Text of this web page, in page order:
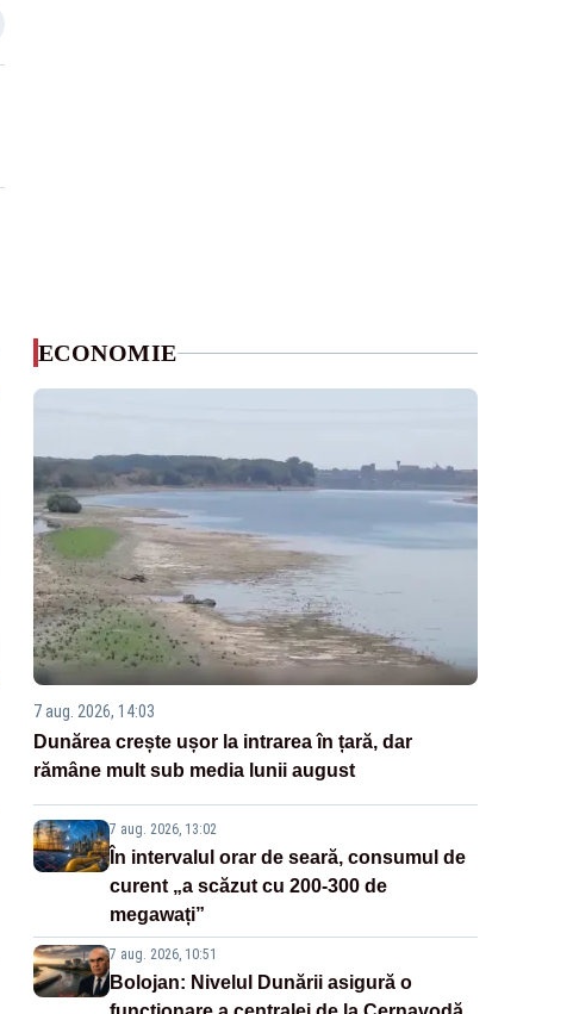
ECONOMIE
7 aug. 2026, 14:03
Dunărea crește ușor la intrarea în țară, dar
rămâne mult sub media lunii august
7 aug. 2026, 13:02
În intervalul orar de seară, consumul de
curent „a scăzut cu 200-300 de
megawați”
7 aug. 2026, 10:51
Bolojan: Nivelul Dunării asigură o